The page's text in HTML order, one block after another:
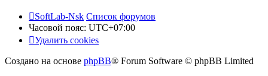
SoftLab-Nsk Список форумов
Часовой пояс: UTC+07:00
Удалить cookies
Создано на основе phpBB® Forum Software © phpBB Limited